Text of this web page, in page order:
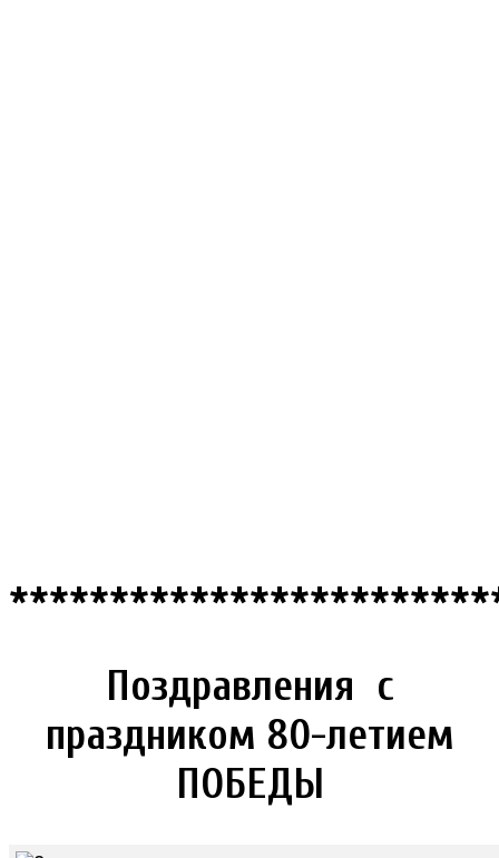
Поздравления с
праздником 80-летием
ПОБЕДЫ